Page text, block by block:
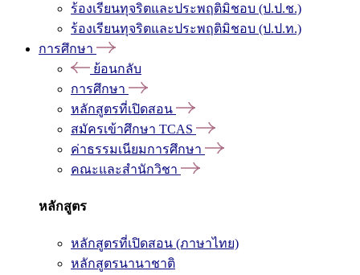
ร้องเรียนทุจริตและประพฤติมิชอบ (ป.ป.ช.)
ร้องเรียนทุจริตและประพฤติมิชอบ (ป.ป.ท.)
การศึกษา
ย้อนกลับ
การศึกษา
หลักสูตรที่เปิดสอน
สมัครเข้าศึกษา TCAS
ค่าธรรมเนียมการศึกษา
คณะและสำนักวิชา
หลักสูตร
หลักสูตรที่เปิดสอน (ภาษาไทย)
หลักสูตรนานาชาติ